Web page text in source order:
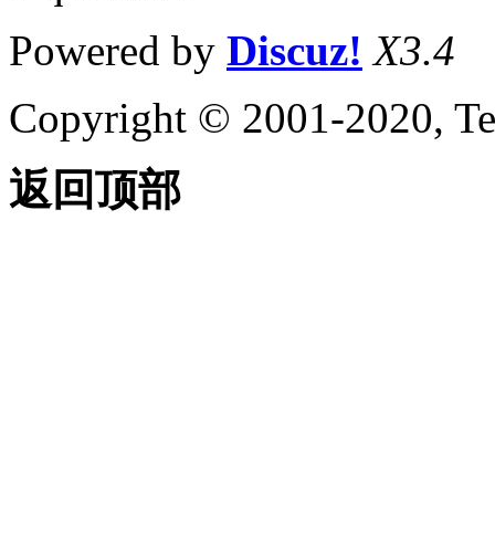
Powered by Discuz! X3.4
Copyright © 2001-2020,
返回顶部